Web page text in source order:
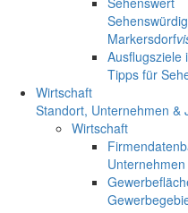
Markersdorf
Ausflugsziele
Tipps für
Wirtschaft
Standort, Unternehmen &
Wirtschaft